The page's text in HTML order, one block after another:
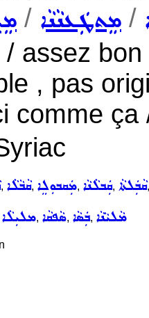
/ ܡܸܬܛܲܥܢܵܢܵܐ /
/ assez
, pas
comme
, ܩܵܒܵܠܵܐ, ܡܲܩܒܘܼܠܸܐ, ܩܲܒܠܵܢܵܐ, ܩܵܒܲܠܬܵܐ
ܡܠܝܼܠܵܐ, ܣܵܦܩܵܐ, ܒܲܣܵܐ, ܡܵܠܝܵܢܵܐ